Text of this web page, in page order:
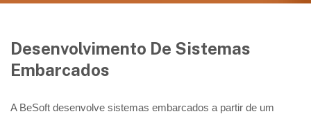
Desenvolvimento De Sistemas
Embarcados
A BeSoft desenvolve sistemas embarcados a partir de um